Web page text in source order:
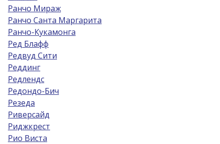
Ранчо Мираж
Ранчо Санта Маргарита
Ранчо-Кукамонга
Ред Блафф
Редвуд Сити
Реддинг
Редлендс
Редондо-Бич
Резеда
Риверсайд
Риджкрест
Рио Виста